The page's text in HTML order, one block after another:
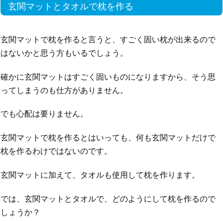
玄関マットとタオルで枕を作る
玄関マットで枕を作ると言うと、すごく固い枕が出来るので
はないかと思う方もいるでしょう。
確かに玄関マットはすごく固いものになりますから、そう思
ってしまうのも仕方がありません。
でも心配は要りません。
玄関マットで枕を作るとはいっても、何も玄関マットだけで
枕を作るわけではないのです。
玄関マットに加えて、タオルも使用して枕を作ります。
では、玄関マットとタオルで、どのようにして枕を作るので
しょうか？